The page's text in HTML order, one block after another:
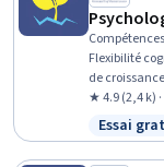
Flexibilité
de
mentale et
personnels,
cognitivo-
★ 4.9 (2,4 k)
Statut :
Essai